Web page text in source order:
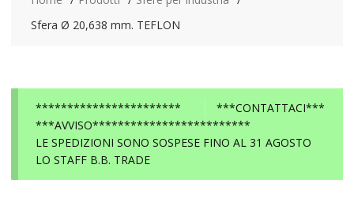
Sfera Ø 20,638 mm. TEFLON
***CONTATTACI***
***********************
***AVVISO*************************
LE SPEDIZIONI SONO SOSPESE FINO AL 31 AGOSTO
LO STAFF B.B. TRADE